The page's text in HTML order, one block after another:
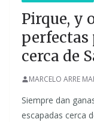
Pirque, y
perfectas
cerca de
MARCELO ARRE
Siempre dan
escapadas cerca